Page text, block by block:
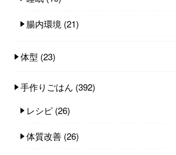
腸内環境 (21)
体型 (23)
手作りごはん (392)
レシピ (26)
体質改善 (26)